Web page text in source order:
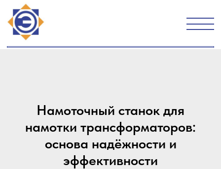
Намоточный станок для
намотки трансформаторов:
основа надёжности и
эффективности